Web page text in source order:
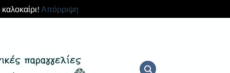
Απόρριψη